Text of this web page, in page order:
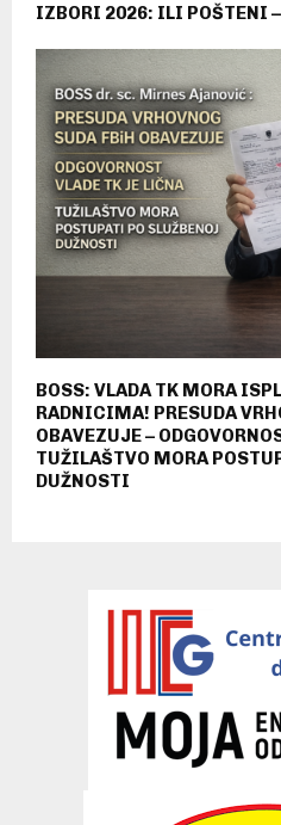
IZBORI 2026: ILI POŠTENI
BOSS: VLADA TK MORA
RADNICIMA! PRESUDA
OBAVEZUJE –
TUŽILAŠTVO MORA
DUŽNOSTI